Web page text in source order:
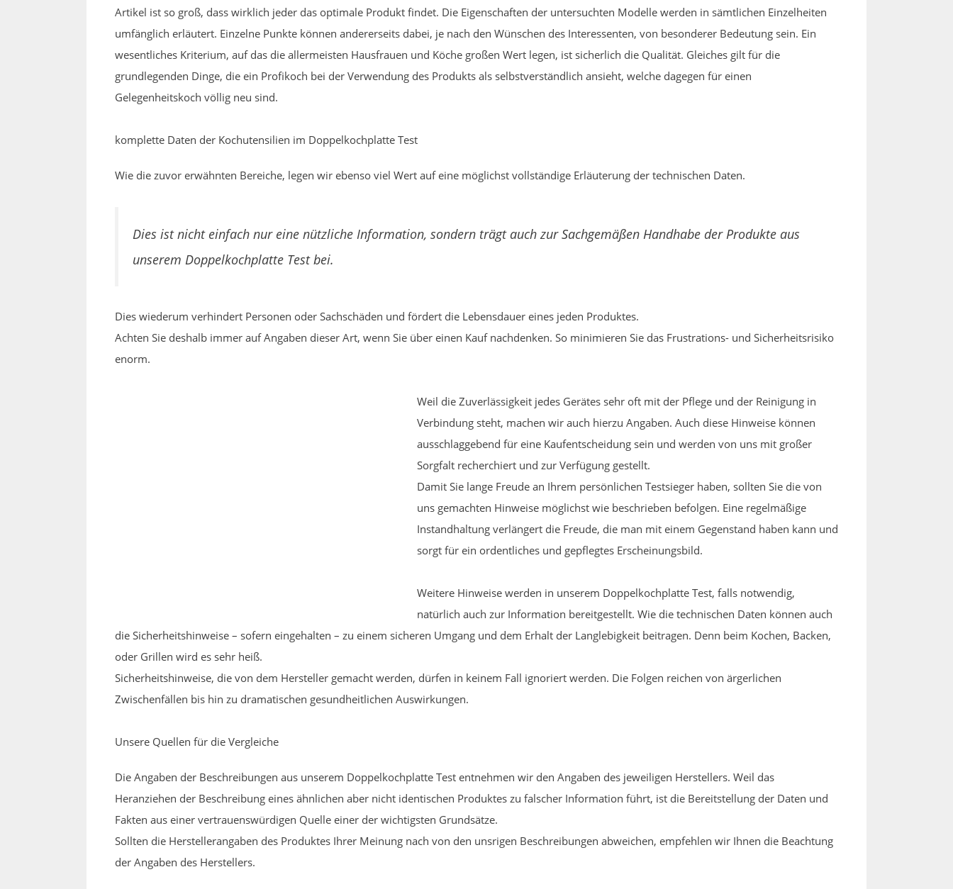
Artikel ist so groß, dass wirklich jeder das optimale Produkt findet. Die Eigenschaften der untersuchten Modelle werden in sämtlichen Einzelheiten
umfänglich erläutert. Einzelne Punkte können andererseits dabei, je nach den Wünschen des Interessenten, von besonderer Bedeutung sein. Ein
wesentliches Kriterium, auf das die allermeisten Hausfrauen und Köche großen Wert legen, ist sicherlich die Qualität. Gleiches gilt für die
grundlegenden Dinge, die ein Profikoch bei der Verwendung des Produkts als selbstverständlich ansieht, welche dagegen für einen
Gelegenheitskoch völlig neu sind.
komplette Daten der Kochutensilien im Doppelkochplatte Test
Wie die zuvor erwähnten Bereiche, legen wir ebenso viel Wert auf eine möglichst vollständige Erläuterung der technischen Daten.
Dies ist nicht einfach nur eine nützliche Information, sondern trägt auch zur Sachgemäßen Handhabe der Produkte aus
unserem Doppelkochplatte Test bei.
Dies wiederum verhindert Personen oder Sachschäden und fördert die Lebensdauer eines jeden Produktes.
Achten Sie deshalb immer auf Angaben dieser Art, wenn Sie über einen Kauf nachdenken. So minimieren Sie das Frustrations- und Sicherheitsrisiko
enorm.
Weil die Zuverlässigkeit jedes Gerätes sehr oft mit der Pflege und der Reinigung in
Verbindung steht, machen wir auch hierzu Angaben. Auch diese Hinweise können
ausschlaggebend für eine Kaufentscheidung sein und werden von uns mit großer
Sorgfalt recherchiert und zur Verfügung gestellt.
Damit Sie lange Freude an Ihrem persönlichen Testsieger haben, sollten Sie die von
uns gemachten Hinweise möglichst wie beschrieben befolgen. Eine regelmäßige
Instandhaltung verlängert die Freude, die man mit einem Gegenstand haben kann und
sorgt für ein ordentliches und gepflegtes Erscheinungsbild.
Weitere Hinweise werden in unserem Doppelkochplatte Test, falls notwendig,
natürlich auch zur Information bereitgestellt. Wie die technischen Daten können auch
die Sicherheitshinweise – sofern eingehalten – zu einem sicheren Umgang und dem Erhalt der Langlebigkeit beitragen. Denn beim Kochen, Backen,
oder Grillen wird es sehr heiß.
Sicherheitshinweise, die von dem Hersteller gemacht werden, dürfen in keinem Fall ignoriert werden. Die Folgen reichen von ärgerlichen
Zwischenfällen bis hin zu dramatischen gesundheitlichen Auswirkungen.
Unsere Quellen für die Vergleiche
Die Angaben der Beschreibungen aus unserem Doppelkochplatte Test entnehmen wir den Angaben des jeweiligen Herstellers. Weil das
Heranziehen der Beschreibung eines ähnlichen aber nicht identischen Produktes zu falscher Information führt, ist die Bereitstellung der Daten und
Fakten aus einer vertrauenswürdigen Quelle einer der wichtigsten Grundsätze.
Sollten die Herstellerangaben des Produktes Ihrer Meinung nach von den unsrigen Beschreibungen abweichen, empfehlen wir Ihnen die Beachtung
der Angaben des Herstellers.